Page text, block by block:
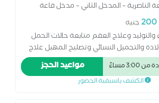
الناصرية – المدخل الثاني – مدخل قاعة
200جنيه
والتوليد وعلاج العقم متابعة حالات الحمل
والتجميل النسائي وتصليح المهبل علاج
وتنظيم الأسرة المناظير النسائية أورام
عاما في مجال النسا والتوليد
مساءً مواعيد الحجز
الكشف باسبقية الحضور